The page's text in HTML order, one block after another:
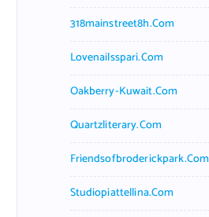
318mainstreet8h.com
Lovenailsspari.com
Oakberry-Kuwait.com
Quartzliterary.com
Friendsofbroderickpark.com
Studiopiattellina.com